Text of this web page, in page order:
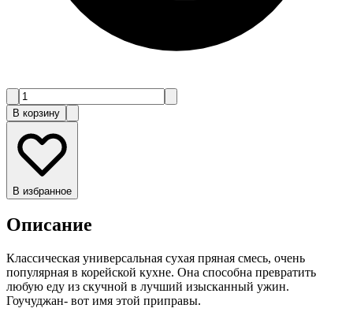
В корзину
В избранное
Описание
Классическая универсальная сухая пряная смесь, очень
популярная в корейской кухне. Она способна превратить
любую еду из скучной в лучший изысканный ужин.
Гоучуджан- вот имя этой приправы.